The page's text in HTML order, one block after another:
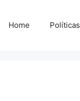
Home Políticas